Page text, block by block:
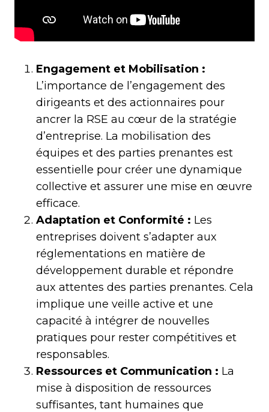
Engagement et Mobilisation :
L’importance de l’engagement des
dirigeants et des actionnaires pour
ancrer la RSE au cœur de la stratégie
d’entreprise. La mobilisation des
équipes et des parties prenantes est
essentielle pour créer une dynamique
collective et assurer une mise en œuvre
efficace.
Adaptation et Conformité : Les
entreprises doivent s’adapter aux
réglementations en matière de
développement durable et répondre
aux attentes des parties prenantes. Cela
implique une veille active et une
capacité à intégrer de nouvelles
pratiques pour rester compétitives et
responsables.
Ressources et Communication : La
mise à disposition de ressources
suffisantes, tant humaines que